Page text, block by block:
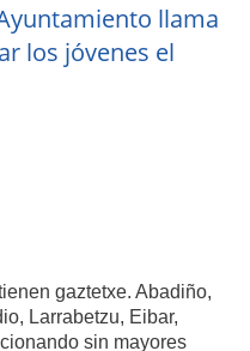
llama
los jóvenes el
gaztetxe. Abadiño,
Larrabetzu, Eibar,
sin mayores